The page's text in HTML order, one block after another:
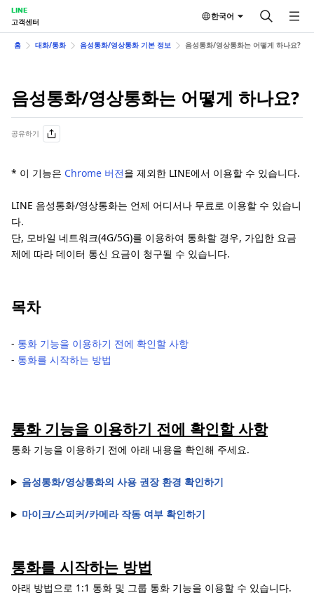
LINE
고객센터
한국어
홈 대화/통화 음성통화/영상통화 기본 정보 음성통화/영상통화는 어떻게 하나요?
음성통화/영상통화는 어떻게 하나요?
공유하기
* 이 기능은 Chrome 버전을 제외한 LINE에서 이용할 수 있습니다.
LINE 음성통화/영상통화는 언제 어디서나 무료로 이용할 수 있습니
다.
단, 모바일 네트워크(4G/5G)를 이용하여 통화할 경우, 가입한 요금
제에 따라 데이터 통신 요금이 청구될 수 있습니다.
목차
‐ 통화 기능을 이용하기 전에 확인할 사항
‐ 통화를 시작하는 방법
통화 기능을 이용하기 전에 확인할 사항
통화 기능을 이용하기 전에 아래 내용을 확인해 주세요.
음성통화/영상통화의 사용 권장 환경 확인하기
마이크/스피커/카메라 작동 여부 확인하기
통화를 시작하는 방법
아래 방법으로 1:1 통화 및 그룹 통화 기능을 이용할 수 있습니다.